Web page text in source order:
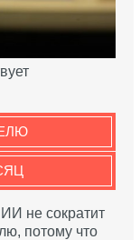
не сократит
потому что